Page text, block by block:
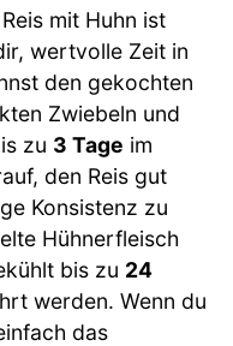
mit Huhn ist
wertvolle Zeit in
den gekochten
Zwiebeln und
zu 3 Tage im
den Reis gut
Konsistenz zu
Hühnerfleisch
bis zu 24
werden. Wenn du
das